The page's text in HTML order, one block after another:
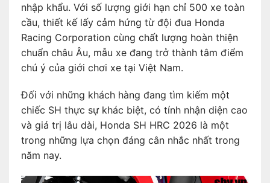
nhập khẩu. Với số lượng giới hạn chỉ 500 xe toàn
cầu, thiết kế lấy cảm hứng từ đội đua Honda
Racing Corporation cùng chất lượng hoàn thiện
chuẩn châu Âu, mẫu xe đang trở thành tâm điểm
chú ý của giới chơi xe tại Việt Nam.
Đối với những khách hàng đang tìm kiếm một
chiếc SH thực sự khác biệt, có tính nhận diện cao
và giá trị lâu dài, Honda SH HRC 2026 là một
trong những lựa chọn đáng cân nhắc nhất trong
năm nay.